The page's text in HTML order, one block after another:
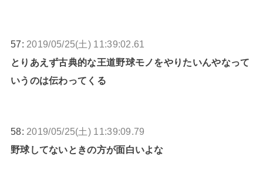
57: 2019/05/25(土) 11:39:02.61
とりあえず古典的な王道野球モノをやりたいんやなって
いうのは伝わってくる
58: 2019/05/25(土) 11:39:09.79
野球してないときの方が面白いよな